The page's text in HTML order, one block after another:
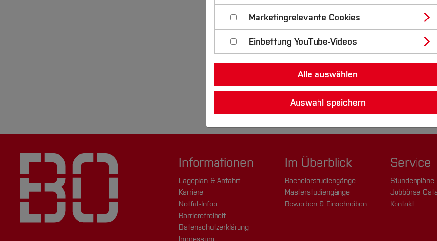
Informationen
Lageplan & Anfahrt
Karriere
Notfall-Infos
Barrierefreiheit
Datenschutzerklärung
Impressum
Im Überblick
Bachelorstudiengänge
Masterstudiengänge
Bewerben & Einschreiben
Service
Stundenpläne
Jobbörse
Kontakt
Marketingrelevante Cookies
Einbettung YouTube-Videos
Alle auswählen
Auswahl speichern